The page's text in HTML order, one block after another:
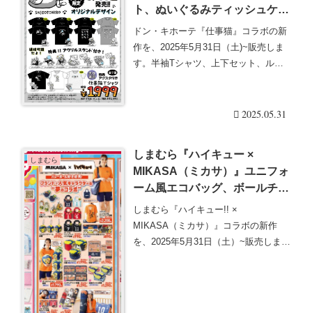
ト、ぬいぐるみティッシュケー
スが2025/5/31より新発売！口
コミ、売り切れ、入荷数、販売
状況まとめ！夏のコラボグッズ
ドン・キホーテ『仕事猫』コラボの新
作を、2025年5月31日（土)~販売しま
す。半袖Tシャツ、上下セット、ルー
2025.05.31
しまむら
しまむら『ハイキュー ×
MIKASA（ミカサ）』ユニフォ
ーム風エコバッグ、ボールチャ
ーム、タオル、クッション、ま
くら、マット、ポーチ付き冷感
ケットなどが2025/5/31より新
しまむら『ハイキュー!! ×
MIKASA（ミカサ）』コラボの新作
を、2025年5月31日（土）~販売しま